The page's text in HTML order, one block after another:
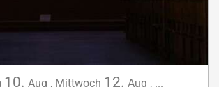
10. Aug , Mittwoch 12. Aug , ...